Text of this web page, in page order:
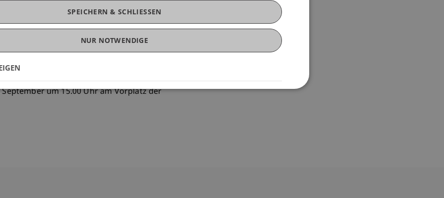
Bauens näherbringen - eine wichtige
Entwerfen im Studienalltag. Auf Grund des
hat die Praxiswoche zu Semesterstart seit
Architektur-Studienbeginnern.
sind für die interessierte Öffentlichkeit
Liechtenstein zu sehen, und die öffentliche
um 15.00 Uhr am Vorplatz der
SPEICHERN & SCHLIESSEN
NUR NOTWENDIGE